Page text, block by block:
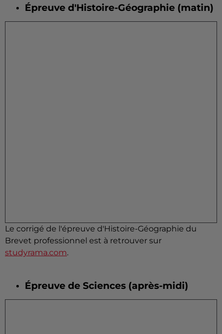
Épreuve d'Histoire-Géographie (matin)
Le corrigé de l'épreuve d'Histoire-Géographie du
Brevet professionnel est à retrouver sur
studyrama.com.
Épreuve de Sciences (après-midi)